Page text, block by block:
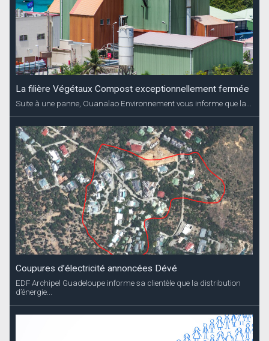
La filière Végétaux Compost exceptionnellement fermée
Suite à une panne, Ouanalao Environnement vous informe que la...
Coupures d’électricité annoncées Dévé
EDF Archipel Guadeloupe informe sa clientèle que la distribution
d’énergie...